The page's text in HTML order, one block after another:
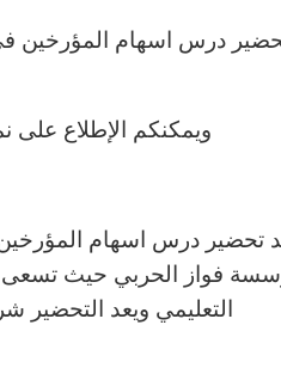
درس اسهام المؤرخين
ويمكنكم الإطلاع على
تحضير درس اسهام المؤرخين
فواز الحربي حيث تسعى
التعليمي ويعد